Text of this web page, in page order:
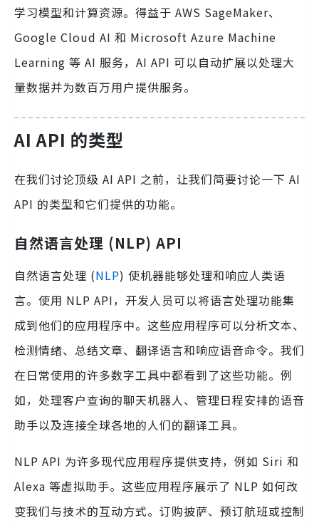
学习模型和计算资源。得益于 AWS SageMaker、
Google Cloud AI 和 Microsoft Azure Machine
Learning 等 AI 服务，AI API 可以自动扩展以处理大
量数据并为数百万用户提供服务。
AI API 的类型
在我们讨论顶级 AI API 之前，让我们简要讨论一下 AI
API 的类型和它们提供的功能。
自然语言处理 (NLP) API
自然语言处理 (NLP) 使机器能够处理和响应人类语
言。使用 NLP API，开发人员可以将语言处理功能集
成到他们的应用程序中。这些应用程序可以分析文本、
检测情绪、总结文章、翻译语言和响应语音命令。我们
在日常使用的许多数字工具中都看到了这些功能。例
如，处理客户查询的聊天机器人、管理日程安排的语音
助手以及连接全球各地的人们的翻译工具。
NLP API 为许多现代应用程序提供支持，例如 Siri 和
Alexa 等虚拟助手。这些应用程序展示了 NLP 如何改
变我们与技术的互动方式。订购披萨、预订航班或控制